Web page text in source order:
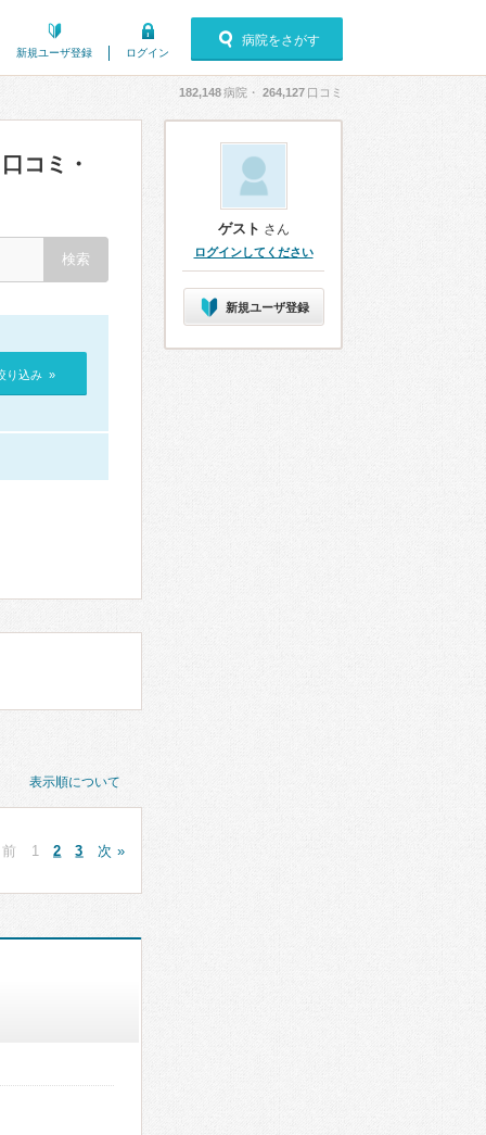
新規ユーザ登録 ログイン
病院をさがす
182,148病院・ 264,127 口コミ
コミ・
り込み »
表示順について
1 2 3 次 »
ゲスト さん
ログインしてください
新規ユーザ登録